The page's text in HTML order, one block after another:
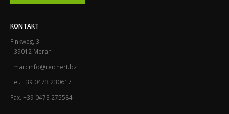
KONTAKT
Finkweg, 3
I-39012 Meran
Email: info@reichert.bz
Tel. +39 0473 230617
Fax. +39 0473 275584